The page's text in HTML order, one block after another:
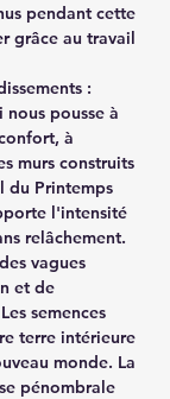
pendant cette
grâce au travail
:
pousse à
à
murs construits
du Printemps
l'intensité
relâchement.
vagues
et de
semences
terre intérieure
monde. La
pénombrale